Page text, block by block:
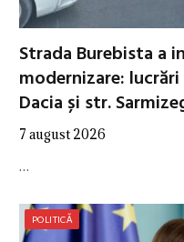
Strada Burebista a
modernizare:
Dacia și str.
7 august 2026
…
POLITICĂ